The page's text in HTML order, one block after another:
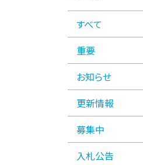
すべて
重要
お知らせ
更新情報
募集中
入札公告